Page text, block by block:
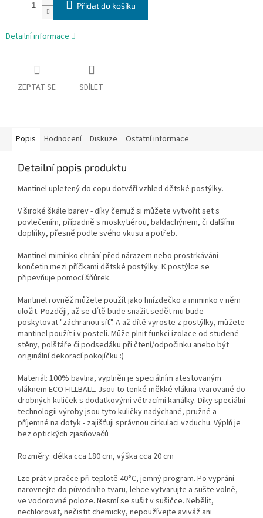
Přidat do košíku
Detailní informace
ZEPTAT SE SDÍLET
Popis Hodnocení Diskuze Ostatní informace
Detailní popis produktu
Mantinel upletený do copu dotváří vzhled dětské postýlky.
V široké škále barev - díky čemuž si můžete vytvořit set s
povlečením, případně s moskytiérou, baldachýnem, či dalšími
doplňky, přesně podle svého vkusu a potřeb.
Mantinel miminko chrání před nárazem nebo prostrkávání
končetin mezi příčkami dětské postýlky. K postýlce se
připevňuje pomocí šňůrek.
Mantinel rovněž můžete použít jako hnízdečko a miminko v něm
uložit. Později, až se dítě bude snažit sedět mu bude
poskytovat "záchranou síť". A až dítě vyroste z postýlky, můžete
mantinel použít i v posteli. Může plnit funkci izolace od studené
stěny, polštáře či podsedáku při čtení/odpočinku anebo být
originální dekorací pokojíčku :)
Materiál: 100% bavlna, vyplněn je speciálním atestovaným
vláknem ECO FILLBALL. Jsou to tenké měkké vlákna tvarované do
drobných kuliček s dodatkovými větracími kanálky. Díky speciální
technologii výroby jsou tyto kuličky nadýchané, pružné a
příjemné na dotyk - zajišťuji správnou cirkulaci vzduchu. Výplň je
bez optických zjasňovačů
Rozměry: délka cca 180 cm, výška cca 20 cm
Lze prát v pračce při teplotě 40°C, jemný program. Po vyprání
narovnejte do původního tvaru, lehce vytvarujte a sušte volně,
ve vodorovné poloze. Nesmí se sušit v sušičce. Nebělit,
nechlorovat, nečistit chemicky, nepoužívejte aviváž ani